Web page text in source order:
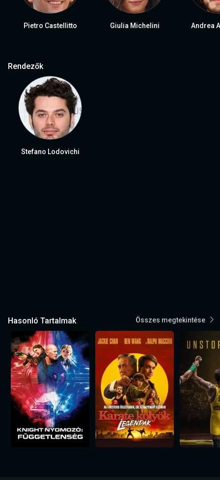
Pietro Castellitto Giulia Michelini Andrea
Rendezők
Stefano Lodovichi
Hasonló Tartalmak Összes megtekintése